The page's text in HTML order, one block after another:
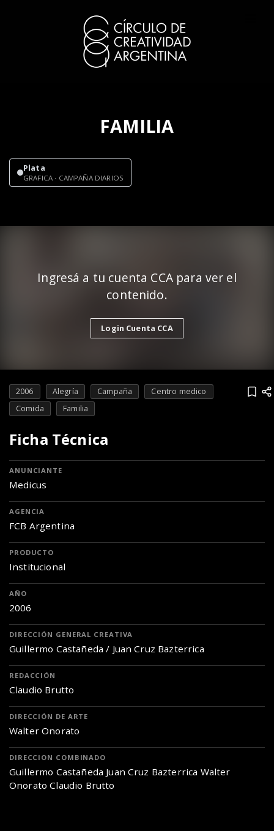
FAMILIA
Plata
GRAFICA · CAMPAÑA DIARIOS
Ingresá a tu cuenta CCA para ver el
contenido.
Login Cuenta CCA
2006 Alegría Campaña
Centro medico
Comida
Familia
Ficha Técnica
ANUNCIANTE
Medicus
AGENCIA
FCB Argentina
PRODUCTO
Institucional
AÑO
2006
DIRECCIÓN GENERAL CREATIVA
Guillermo Castañeda / Juan Cruz Bazterrica
REDACCIÓN
Claudio Brutto
DIRECCIÓN DE ARTE
Walter Onorato
DIRECCION COMBINADO
Guillermo Castañeda Juan Cruz Bazterrica Walter
Onorato Claudio Brutto